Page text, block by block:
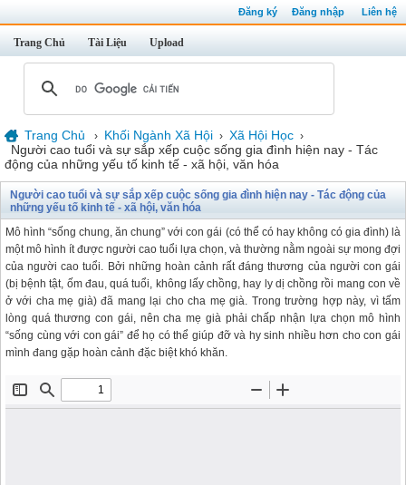
Đăng ký Đăng nhập Liên hệ
Trang Chủ Tài Liệu Upload
Trang Chủ › Khối Ngành Xã Hội › Xã Hội Học ›
Người cao tuổi và sự sắp xếp cuộc sống gia đình hiện nay - Tác
động của những yếu tố kinh tế - xã hội, văn hóa
Người cao tuổi và sự sắp xếp cuộc sống gia đình hiện nay - Tác động của
những yếu tố kinh tế - xã hội, văn hóa
Mô hình “sống chung, ăn chung” với con gái (có thể có hay không có gia đình) là
một mô hình ít được người cao tuổi lựa chọn, và thường nằm ngoài sự mong đợi
của người cao tuổi. Bởi những hoàn cảnh rất đáng thương của người con gái
(bị bệnh tật, ốm đau, quá tuổi, không lấy chồng, hay ly dị chồng rồi mang con về
ở với cha mẹ già) đã mang lại cho cha mẹ già. Trong trường hợp này, vì tấm
lòng quá thương con gái, nên cha mẹ già phải chấp nhận lựa chọn mô hình
“sống cùng với con gái” để họ có thể giúp đỡ và hy sinh nhiều hơn cho con gái
mình đang gặp hoàn cảnh đặc biệt khó khăn.